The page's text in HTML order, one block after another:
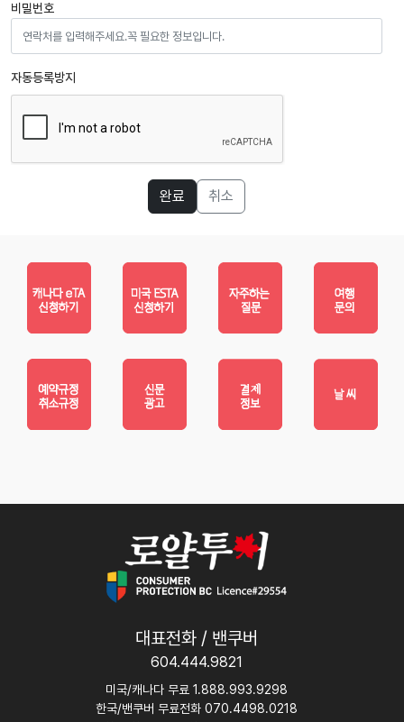
비밀번호
자동등록방지
완료 취소
대표전화 / 밴쿠버
604.444.9821
미국/캐나다 무료 1.888.993.9298
한국/밴쿠버 무료전화 070.4498.0218